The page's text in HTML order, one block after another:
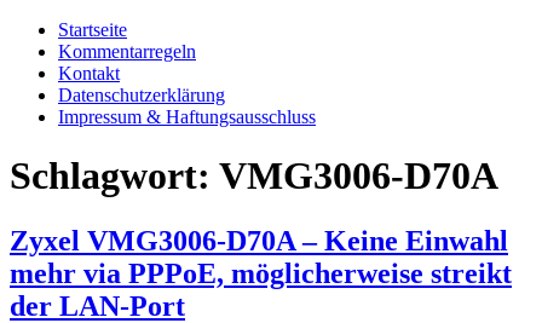
Startseite
Kommentarregeln
Kontakt
Datenschutzerklärung
Impressum & Haftungsausschluss
Schlagwort: VMG3006-D70A
Zyxel VMG3006-D70A – Keine Einwahl
mehr via PPPoE, möglicherweise streikt
der LAN-Port